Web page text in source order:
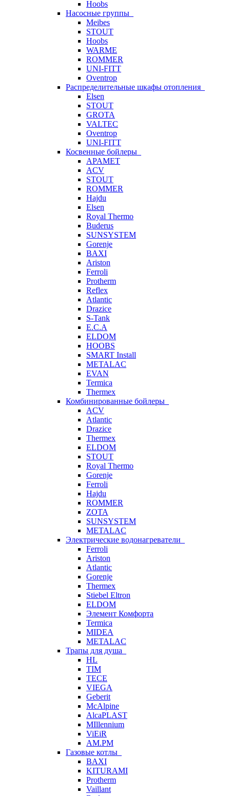
Hoobs
Насосные группы
Meibes
STOUT
Hoobs
WARME
ROMMER
UNI-FITT
Oventrop
Распределительные шкафы отопления
Elsen
STOUT
GROTA
VALTEC
Oventrop
UNI-FITT
Косвенные бойлеры
APAMET
ACV
STOUT
ROMMER
Hajdu
Elsen
Royal Thermo
Buderus
SUNSYSTEM
Gorenje
BAXI
Ariston
Ferroli
Protherm
Reflex
Atlantic
Drazice
S-Tank
E.C.A
ELDOM
HOOBS
SMART Install
METALAC
EVAN
Termica
Thermex
Комбинированные бойлеры
ACV
Atlantic
Drazice
Thermex
ELDOM
STOUT
Royal Thermo
Gorenje
Ferroli
Hajdu
ROMMER
ZOTA
SUNSYSTEM
METALAC
Электрические водонагреватели
Ferroli
Ariston
Atlantic
Gorenje
Thermex
Stiebel Eltron
ELDOM
Элемент Комфорта
Termica
MIDEA
METALAC
Трапы для душа
HL
TIM
TECE
VIEGA
Geberit
McAlpine
AlcaPLAST
MIllennium
ViEiR
AM.PM
Газовые котлы
BAXI
KITURAMI
Protherm
Vaillant